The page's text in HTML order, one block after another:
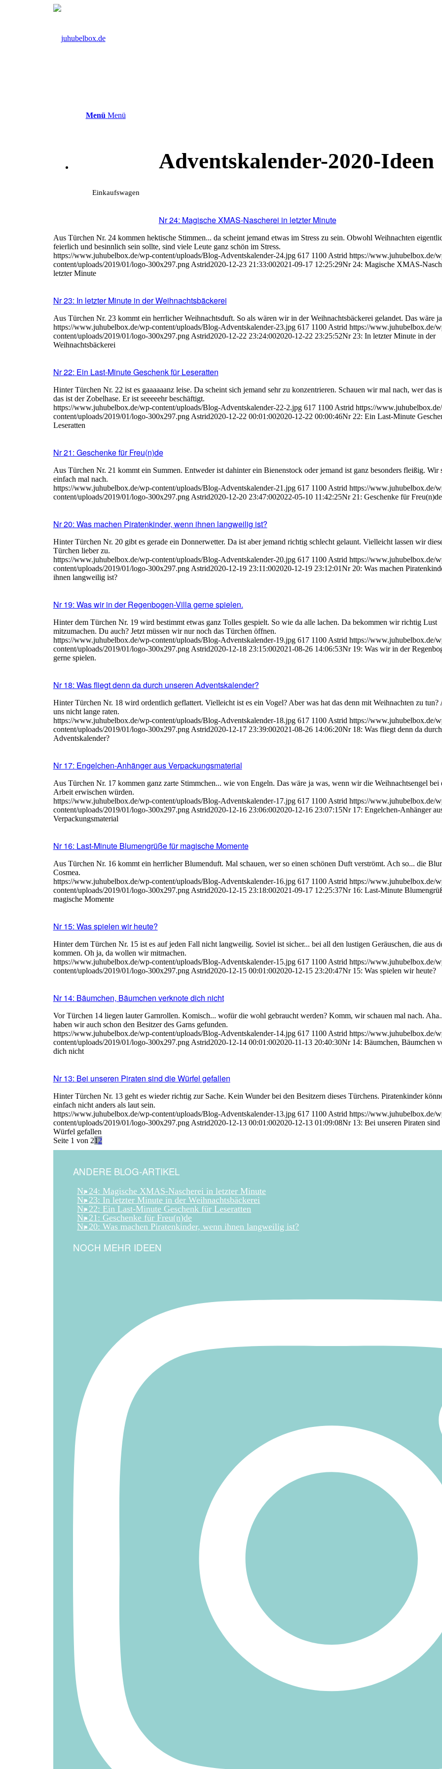
Menü Menü
Einkaufswagen
Adventskalender-2020-Ideen
Nr 24: Magische XMAS-Nascherei in letzter Minute
Aus Türchen Nr. 24 kommen hektische Stimmen... da scheint jemand etwas im Stress zu sein. Obwohl Weihnachten
feierlich und besinnlich sein sollte, sind viele Leute ganz schön im Stress.
https://www.juhubelbox.de/wp-content/uploads/Blog-Adventskalender-24.jpg 617 1100 Astrid https://www.juhubelbox.de/
content/uploads/2019/01/logo-300x297.png Astrid2020-12-23 21:33:002021-09-17 12:25:29Nr 24: Magische XMAS-
letzter Minute
Nr 23: In letzter Minute in der Weihnachtsbäckerei
Aus Türchen Nr. 23 kommt ein herrlicher Weihnachtsduft. So als wären wir in der Weihnachtsbäckerei gelandet. Das wäre
https://www.juhubelbox.de/wp-content/uploads/Blog-Adventskalender-23.jpg 617 1100 Astrid https://www.juhubelbox.de/
content/uploads/2019/01/logo-300x297.png Astrid2020-12-22 23:24:002020-12-22 23:25:52Nr 23: In letzter Minute in der
Weihnachtsbäckerei
Nr 22: Ein Last-Minute Geschenk für Leseratten
Hinter Türchen Nr. 22 ist es gaaaaaanz leise. Da scheint sich jemand sehr zu konzentrieren. Schauen wir mal nach, wer das
das ist der Zobelhase. Er ist seeeeehr beschäftigt.
https://www.juhubelbox.de/wp-content/uploads/Blog-Adventskalender-22-2.jpg 617 1100 Astrid https://
content/uploads/2019/01/logo-300x297.png Astrid2020-12-22 00:01:002020-12-22 00:00:46Nr 22: Ein Last-Minute
Leseratten
Nr 21: Geschenke für Freu(n)de
Aus Türchen Nr. 21 kommt ein Summen. Entweder ist dahinter ein Bienenstock oder jemand ist ganz besonders fleißig. Wir
einfach mal nach.
https://www.juhubelbox.de/wp-content/uploads/Blog-Adventskalender-21.jpg 617 1100 Astrid https://www.juhubelbox.de/
content/uploads/2019/01/logo-300x297.png Astrid2020-12-20 23:47:002022-05-10 11:42:25Nr 21: Geschenke für Freu(n)de
Nr 20: Was machen Piratenkinder, wenn ihnen langweilig ist?
Hinter Türchen Nr. 20 gibt es gerade ein Donnerwetter. Da ist aber jemand richtig schlecht gelaunt. Vielleicht lassen wir
Türchen lieber zu.
https://www.juhubelbox.de/wp-content/uploads/Blog-Adventskalender-20.jpg 617 1100 Astrid https://www.juhubelbox.de/
content/uploads/2019/01/logo-300x297.png Astrid2020-12-19 23:11:002020-12-19 23:12:01Nr 20: Was machen
ihnen langweilig ist?
Nr 19: Was wir in der Regenbogen-Villa gerne spielen.
Hinter dem Türchen Nr. 19 wird bestimmt etwas ganz Tolles gespielt. So wie da alle lachen. Da bekommen wir richtig Lust
mitzumachen. Du auch? Jetzt müssen wir nur noch das Türchen öffnen.
https://www.juhubelbox.de/wp-content/uploads/Blog-Adventskalender-19.jpg 617 1100 Astrid https://www.juhubelbox.de/
content/uploads/2019/01/logo-300x297.png Astrid2020-12-18 23:15:002021-08-26 14:06:53Nr 19: Was wir in der
gerne spielen.
Nr 18: Was fliegt denn da durch unseren Adventskalender?
Hinter Türchen Nr. 18 wird ordentlich geflattert. Vielleicht ist es ein Vogel? Aber was hat das denn mit Weihnachten zu tun?
uns nicht lange raten.
https://www.juhubelbox.de/wp-content/uploads/Blog-Adventskalender-18.jpg 617 1100 Astrid https://www.juhubelbox.de/
content/uploads/2019/01/logo-300x297.png Astrid2020-12-17 23:39:002021-08-26 14:06:20Nr 18: Was fliegt denn da
Adventskalender?
Nr 17: Engelchen-Anhänger aus Verpackungsmaterial
Aus Türchen Nr. 17 kommen ganz zarte Stimmchen... wie von Engeln. Das wäre ja was, wenn wir die Weihnachtsengel bei
Arbeit erwischen würden.
https://www.juhubelbox.de/wp-content/uploads/Blog-Adventskalender-17.jpg 617 1100 Astrid https://www.juhubelbox.de/
content/uploads/2019/01/logo-300x297.png Astrid2020-12-16 23:06:002020-12-16 23:07:15Nr 17: Engelchen-Anhänger
Verpackungsmaterial
Nr 16: Last-Minute Blumengrüße für magische Momente
Aus Türchen Nr. 16 kommt ein herrlicher Blumenduft. Mal schauen, wer so einen schönen Duft verströmt. Ach so... die
Cosmea.
https://www.juhubelbox.de/wp-content/uploads/Blog-Adventskalender-16.jpg 617 1100 Astrid https://www.juhubelbox.de/
content/uploads/2019/01/logo-300x297.png Astrid2020-12-15 23:18:002021-09-17 12:25:37Nr 16: Last-Minute
magische Momente
Nr 15: Was spielen wir heute?
Hinter dem Türchen Nr. 15 ist es auf jeden Fall nicht langweilig. Soviel ist sicher... bei all den lustigen Geräuschen, die aus
kommen. Oh ja, da wollen wir mitmachen.
https://www.juhubelbox.de/wp-content/uploads/Blog-Adventskalender-15.jpg 617 1100 Astrid https://www.juhubelbox.de/
content/uploads/2019/01/logo-300x297.png Astrid2020-12-15 00:01:002020-12-15 23:20:47Nr 15: Was spielen wir heute?
Nr 14: Bäumchen, Bäumchen verknote dich nicht
Vor Türchen 14 liegen lauter Garnrollen. Komisch... wofür die wohl gebraucht werden? Komm, wir schauen mal nach.
haben wir auch schon den Besitzer des Garns gefunden.
https://www.juhubelbox.de/wp-content/uploads/Blog-Adventskalender-14.jpg 617 1100 Astrid https://www.juhubelbox.de/
content/uploads/2019/01/logo-300x297.png Astrid2020-12-14 00:01:002020-11-13 20:40:30Nr 14: Bäumchen, Bäumchen
dich nicht
Nr 13: Bei unseren Piraten sind die Würfel gefallen
Hinter Türchen Nr. 13 geht es wieder richtig zur Sache. Kein Wunder bei den Besitzern dieses Türchens. Piratenkinder
einfach nicht anders als laut sein.
https://www.juhubelbox.de/wp-content/uploads/Blog-Adventskalender-13.jpg 617 1100 Astrid https://www.juhubelbox.de/
content/uploads/2019/01/logo-300x297.png Astrid2020-12-13 00:01:002020-12-13 01:09:08Nr 13: Bei unseren Piraten sind
Würfel gefallen
Seite 1 von 21 2
ANDERE BLOG-ARTIKEL
Nr 24: Magische XMAS-Nascherei in letzter Minute
Nr 23: In letzter Minute in der Weihnachtsbäckerei
Nr 22: Ein Last-Minute Geschenk für Leseratten
Nr 21: Geschenke für Freu(n)de
Nr 20: Was machen Piratenkinder, wenn ihnen langweilig ist?
NOCH MEHR IDEEN